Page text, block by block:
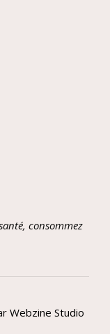
consommez
Webzine Studio